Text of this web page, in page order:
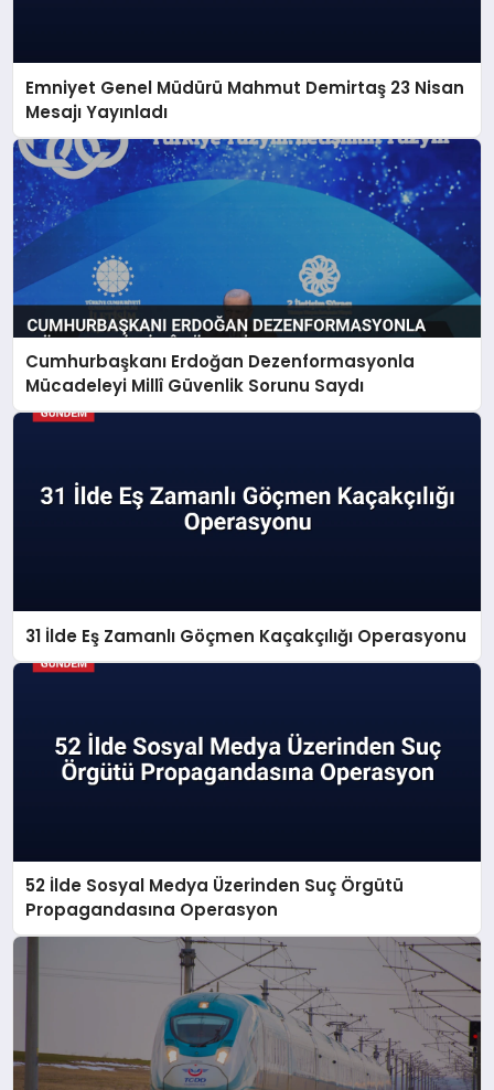
Emniyet Genel Müdürü Mahmut Demirtaş 23 Nisan
Mesajı Yayınladı
Cumhurbaşkanı Erdoğan Dezenformasyonla
Mücadeleyi Millî Güvenlik Sorunu Saydı
31 İlde Eş Zamanlı Göçmen Kaçakçılığı Operasyonu
52 İlde Sosyal Medya Üzerinden Suç Örgütü
Propagandasına Operasyon